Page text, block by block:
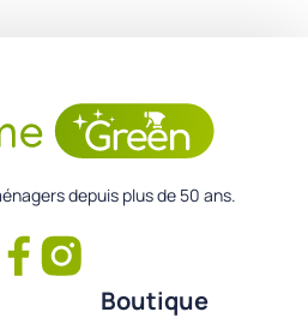
depuis plus de 50 ans.
Boutique